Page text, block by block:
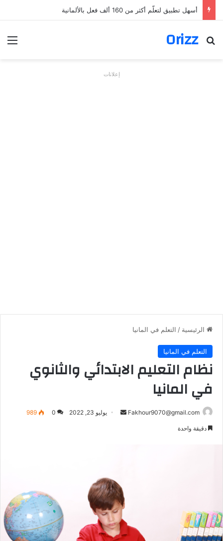
أسهل تطبيق لتعلّم أكثر من 160 ألف فعل بالألمانية
Orizz
بحث عن
إعلانات
الرئيسية / التعلم في المانيا
التعلم في المانيا
نظام التعليم الابتدائي والثانوي
في المانيا
Fakhour9070@gmail.com
أرسل يوليو 23, 2022 0
989
دقيقة واحدة